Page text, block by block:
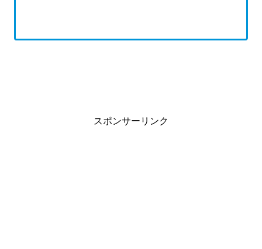
スポンサーリンク